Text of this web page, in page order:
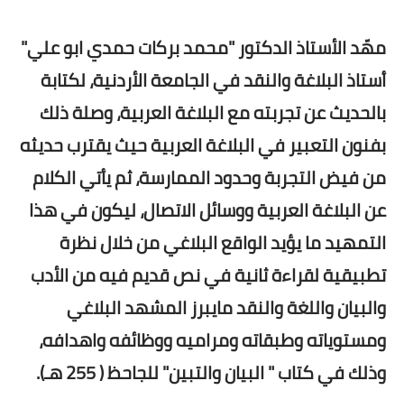
مهّد الأستاذ الدكتور "محمد بركات حمدي ابو علي"
أستاذ البلاغة والنقد في الجامعة الأردنية، لكتابة
بالحديث عن تجربته مع البلاغة العربية، وصلة ذلك
بفنون التعبير في البلاغة العربية حيث يقترب حديثه
من فيض التجربة وحدود الممارسة، ثم يأتي الكلام
عن البلاغة العربية ووسائل الاتصال، ليكون في هذا
التمهيد ما يؤيد الواقع البلاغي من خلال نظرة
تطبيقية لقراءة ثانية في نص قديم فيه من الأدب
والبيان واللغة والنقد مايبرز المشهد البلاغي
ومستوياته وطبقاته ومراميه ووظائفه واهدافه،
وذلك في كتاب " البيان والتبين" للجاحظ ( 255 هـ).